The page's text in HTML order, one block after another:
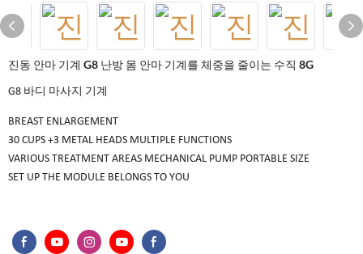
진동 안마 기계 G8 난방 몸 안마 기계를 체중을 줄이는 수직 8G
G8 바디 마사지 기계
BREAST ENLARGEMENT
30 CUPS +3 METAL HEADS MULTIPLE FUNCTIONS
VARIOUS TREATMENT AREAS MECHANICAL PUMP PORTABLE SIZE
SET UP THE MODULE BELONGS TO YOU